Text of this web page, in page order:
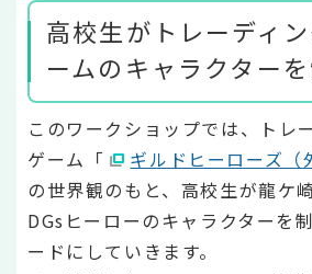
高校生がトレーディ
ームのキャラクターを
このワークショップでは、トレ
ゲーム「
ギルドヒーローズ（
の世界観のもと、高校生が龍ケ
DGsヒーローのキャラクターを
ードにしていきます。